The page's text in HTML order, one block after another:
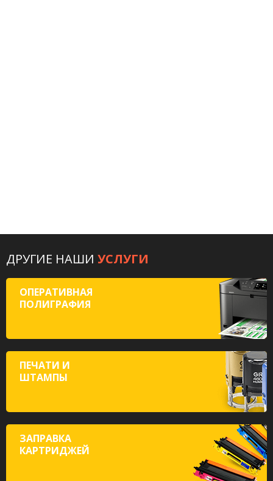
ДРУГИЕ НАШИ УСЛУГИ
ОПЕРАТИВНАЯ
ПОЛИГРАФИЯ
ПЕЧАТИ И
ШТАМПЫ
ЗАПРАВКА
КАРТРИДЖЕЙ